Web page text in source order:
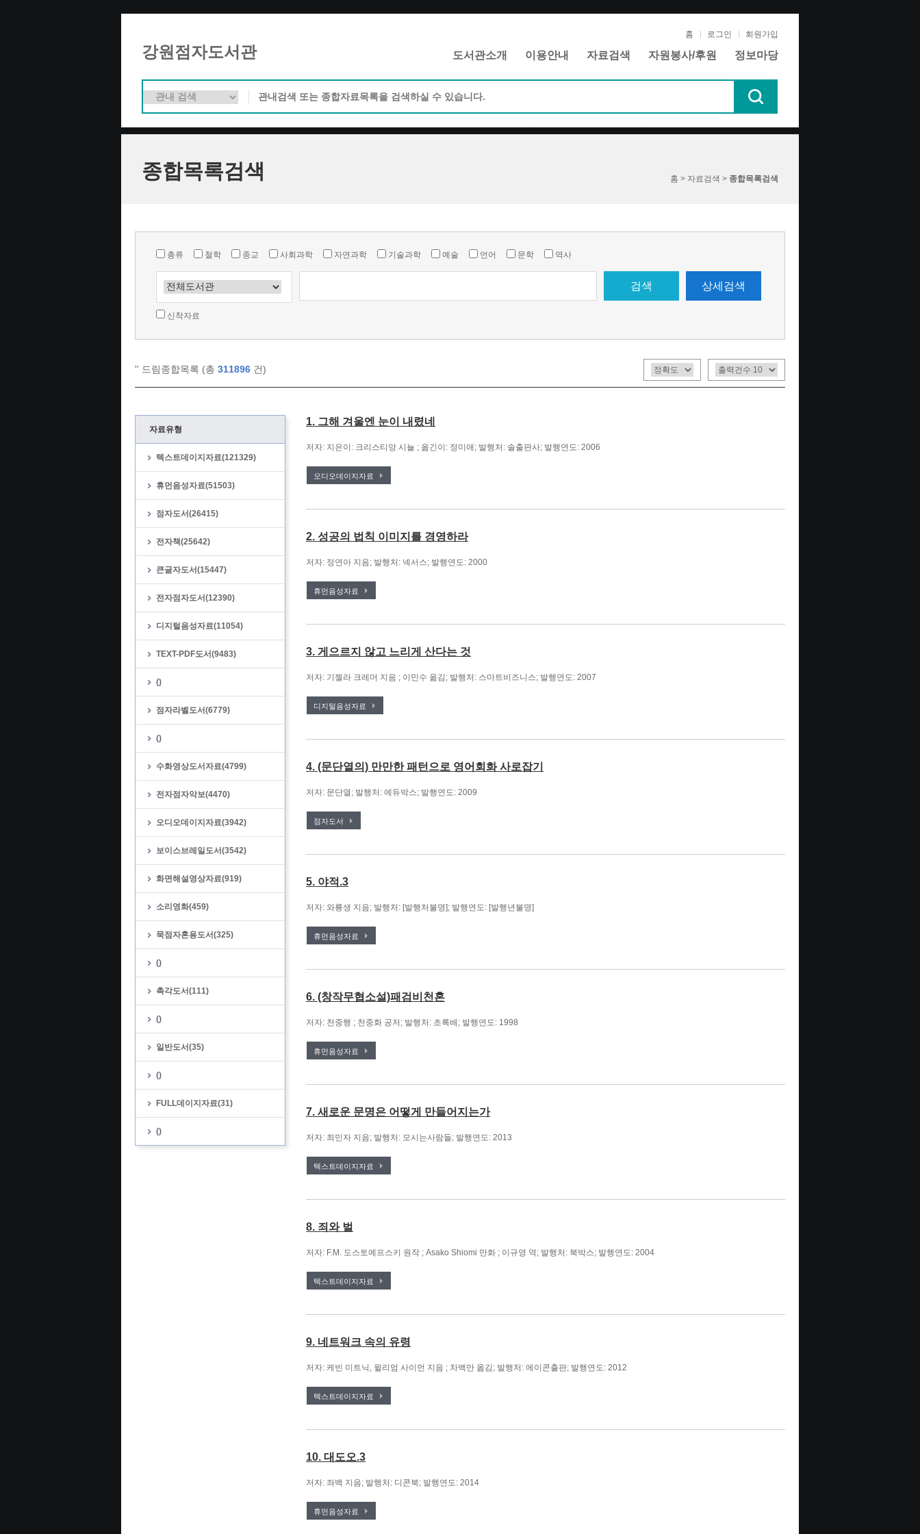
강원점자도서관
홈 로그인 회원가입
도서관소개 이용안내 자료검색 자원봉사/후원 정보마당
종합목록검색 홈 > 자료검색 > 종합목록검색
총류 철학 종교 사회과학 자연과학 기술과학 예술 언어 문학 역사
검색 상세검색
신착자료
'' 드림종합목록 (총 311896 건)
자료유형
텍스트데이지자료(121329)
휴먼음성자료(51503)
점자도서(26415)
전자책(25642)
큰글자도서(15447)
전자점자도서(12390)
디지털음성자료(11054)
TEXT-PDF도서(9483)
()
점자라벨도서(6779)
()
수화영상도서자료(4799)
전자점자악보(4470)
오디오데이지자료(3942)
보이스브레일도서(3542)
화면해설영상자료(919)
소리영화(459)
묵점자혼용도서(325)
()
촉각도서(111)
()
일반도서(35)
()
FULL데이지자료(31)
()
1. 그해 겨울엔 눈이 내렸네
저자: 지은이: 크리스티앙 시뇰 ; 옮긴이: 정미애; 발행처: 솔출판사; 발행연도: 2006
오디오데이지자료
2. 성공의 법칙 이미지를 경영하라
저자: 정연아 지음; 발행처: 넥서스; 발행연도: 2000
휴먼음성자료
3. 게으르지 않고 느리게 산다는 것
저자: 기젤라 크레머 지음 ; 이민수 옮김; 발행처: 스마트비즈니스; 발행연도: 2007
디지털음성자료
4. (문단열의) 만만한 패턴으로 영어회화 사로잡기
저자: 문단열; 발행처: 에듀박스; 발행연도: 2009
점자도서
5. 야적.3
저자: 와룡생 지음; 발행처: [발행처불명]; 발행연도: [발행년불명]
휴먼음성자료
6. (창작무협소설)패검비천혼
저자: 천중행 ; 천중화 공저; 발행처: 초록배; 발행연도: 1998
휴먼음성자료
7. 새로운 문명은 어떻게 만들어지는가
저자: 최민자 지음; 발행처: 모시는사람들; 발행연도: 2013
텍스트데이지자료
8. 죄와 벌
저자: F.M. 도스토예프스키 원작 ; Asako Shiomi 만화 ; 이규영 역; 발행처: 북박스; 발행연도: 2004
텍스트데이지자료
9. 네트워크 속의 유령
저자: 케빈 미트닉, 윌리엄 사이먼 지음 ; 차백만 옮김; 발행처: 에이콘출판; 발행연도: 2012
텍스트데이지자료
10. 대도오.3
저자: 좌백 지음; 발행처: 디콘북; 발행연도: 2014
휴먼음성자료